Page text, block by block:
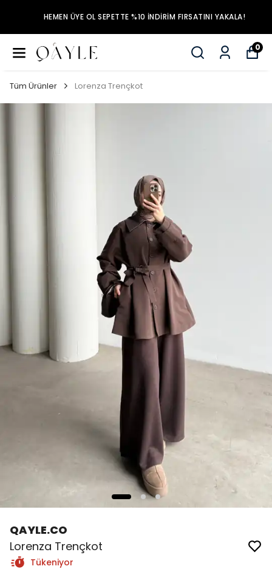
HEMEN ÜYE OL SEPETTE %10 İNDİRİM FIRSATINI YAKALA!
0
Tüm Ürünler Lorenza Trençkot
QAYLE.CO
Lorenza Trençkot
Tükeniyor